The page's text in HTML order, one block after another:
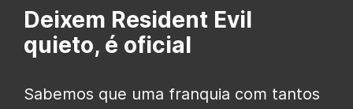
Deixem Resident Evil
quieto, é oficial
Sabemos que uma franquia com tantos